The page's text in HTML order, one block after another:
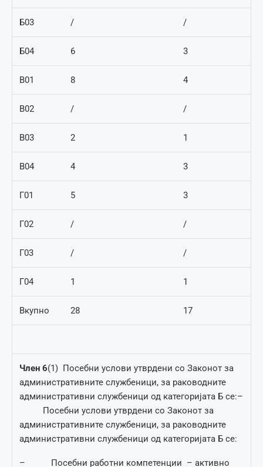
Б03 / /
Б04 6 3
В01 8 4
В02 / /
В03 2 1
В04 4 3
Г01 5 3
Г02 / /
Г03 / /
Г04 1 1
Вкупно 28 17
Член 6(1) Посебни услови утврдени со Законот за
административните службеници, за раководните
административни службеници од категоријата Б се:–
Посебни услови утврдени со Законот за
административните службеници, за раководните
административни службеници од категоријата Б се:
– Посебни работни компетенции – активно